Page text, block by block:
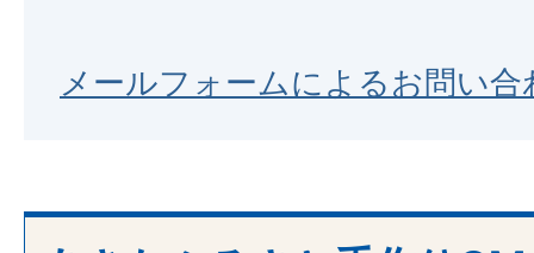
メールフォームによるお問い合